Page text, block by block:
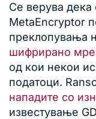
Се верува
MetaEncryptor
преклопувања
шифрирано
од кои некои
податоци.
нападите со
известување